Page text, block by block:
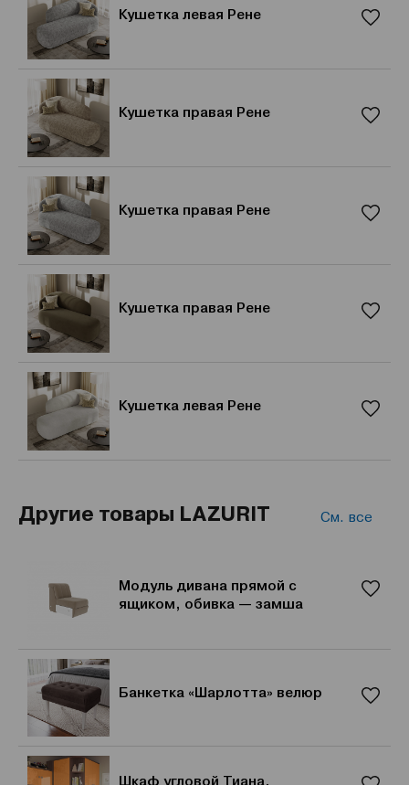
Кушетка левая Рене
Кушетка правая Рене
Кушетка правая Рене
Кушетка правая Рене
Кушетка левая Рене
Другие товары LAZURIT См. все
Модуль дивана прямой с
ящиком, обивка — замша
Банкетка «Шарлотта» велюр
Шкаф угловой Тиана,